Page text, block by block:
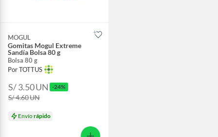
MOGUL
Gomitas Mogul Extreme
Sandía Bolsa 80 g
Bolsa 80 g
Por TOTTUS
S/ 3.50UN -24%
S/ 4.60UN
Envíorápido